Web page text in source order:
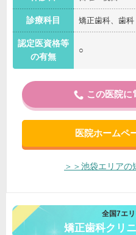
診療科目 矯正歯科、歯科
認定医資格等
の有無
○
この医院に
医院ホームペ
＞＞池袋エリア
全国7エ
矯正歯科クリ